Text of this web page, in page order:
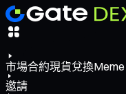
市場合約現貨兌換Meme
邀請